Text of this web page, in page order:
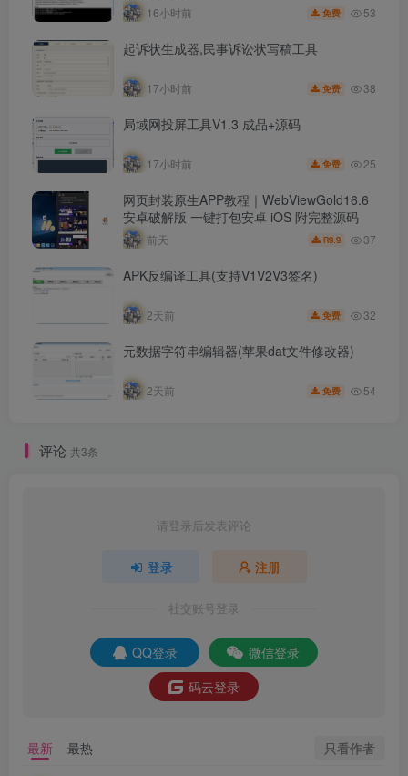
16小时前 免费 53
起诉状生成器,民事诉讼状写稿工具
17小时前 免费 38
局域网投屏工具V1.3 成品+源码
17小时前 免费 25
网页封装原生APP教程｜WebViewGold16.6
安卓破解版 一键打包安卓 iOS 附完整源码
前天 R9.9 37
APK反编译工具(支持V1V2V3签名)
2天前 免费 32
元数据字符串编辑器(苹果dat文件修改器)
2天前 免费 54
评论 共3条
请登录后发表评论
登录 注册
社交账号登录
QQ登录
微信登录
码云登录
最新 最热 只看作者